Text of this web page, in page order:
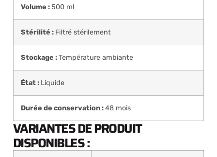
Volume :500 ml
Stérilité : Filtré stérilement
Stockage :Température ambiante
État : Liquide
Durée de conservation :48 mois
VARIANTES DE PRODUIT
DISPONIBLES :